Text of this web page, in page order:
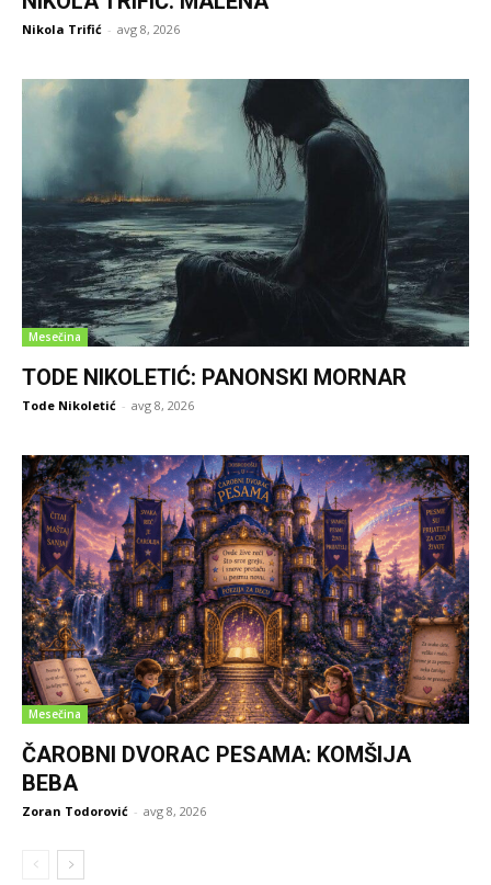
Nikola Trifić - avg 8, 2026
Mesečina
TODE NIKOLETIĆ: PANONSKI MORNAR
Tode Nikoletić - avg 8, 2026
Mesečina
ČAROBNI DVORAC PESAMA: KOMŠIJA
BEBA
Zoran Todorović - avg 8, 2026